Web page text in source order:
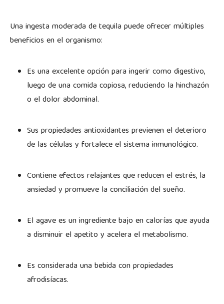
Una ingesta moderada de tequila puede ofrecer múltiples
beneficios en el organismo:
Es una excelente opción para ingerir como digestivo,
luego de una comida copiosa, reduciendo la hinchazón
o el dolor abdominal.
Sus propiedades antioxidantes previenen el deterioro
de las células y fortalece el sistema inmunológico.
Contiene efectos relajantes que reducen el estrés, la
ansiedad y promueve la conciliación del sueño.
El agave es un ingrediente bajo en calorías que ayuda
a disminuir el apetito y acelera el metabolismo.
Es considerada una bebida con propiedades
afrodisíacas.